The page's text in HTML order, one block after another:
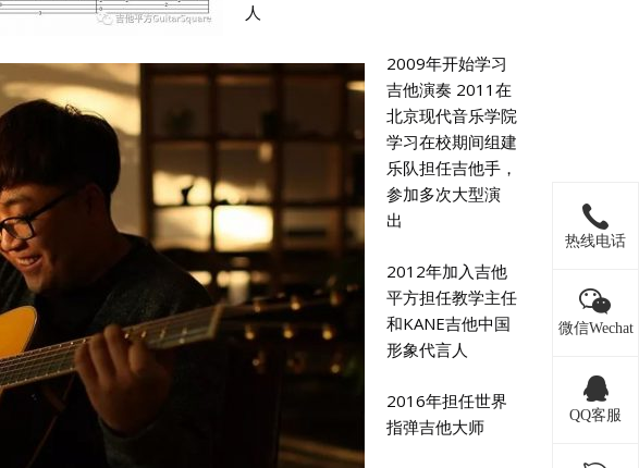
人
2009年开始学习
吉他演奏 2011在
北京现代音乐学院
学习在校期间组建
乐队担任吉他手，
参加多次大型演
出
2012年加入吉他
平方担任教学主任
和KANE吉他中国
形象代言人
2016年担任世界
指弹吉他大师
热线电话
微信Wechat
QQ客服